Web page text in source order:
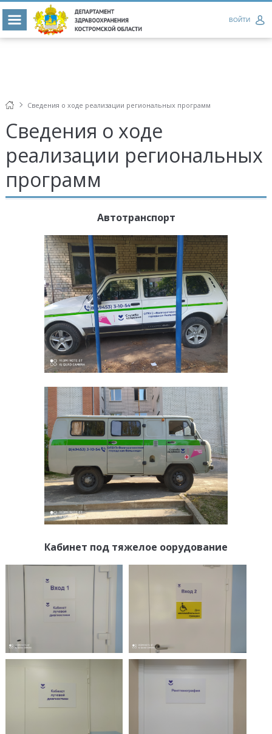
ВОЙТИ
Сведения о ходе реализации региональных программ
Сведения о ходе
реализации региональных
программ
Автотранспорт
Кабинет под тяжелое оорудование